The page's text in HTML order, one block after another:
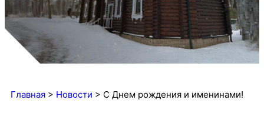
Главная > Новости > С Днем рождения и именинами!